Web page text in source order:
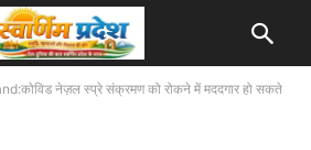
नेज़ल स्प्रे संक्रमण को रोकने में मददगार हो सकते